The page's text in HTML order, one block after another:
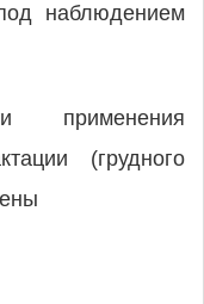
наблюдением
применения
(грудного